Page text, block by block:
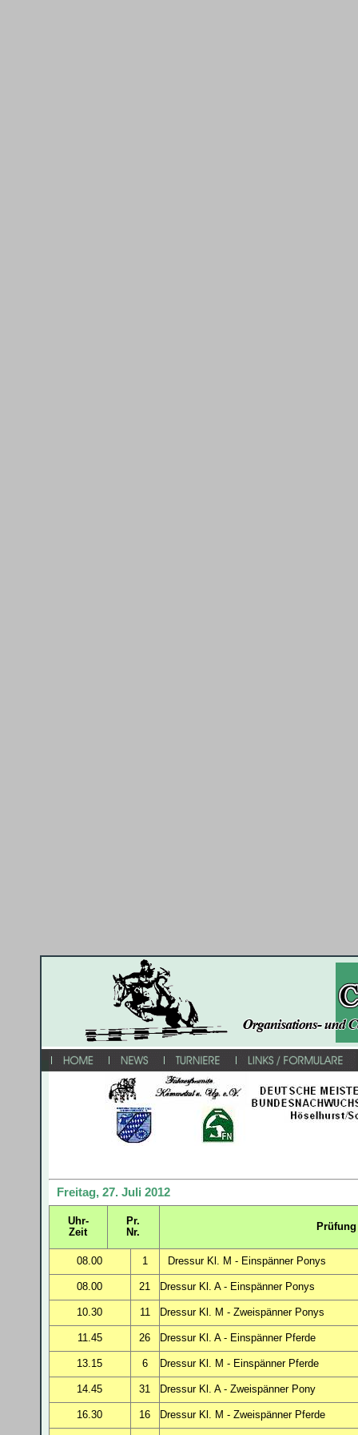
Freitag, 27. Juli 2012
Uhr-
Zeit
Pr.
Nr.
Prüfung
08.00 1 Dressur Kl. M - Einspänner Ponys
08.00 21 Dressur Kl. A - Einspänner Ponys
10.30 11 Dressur Kl. M - Zweispänner Ponys
11.45 26 Dressur Kl. A - Einspänner Pferde
13.15 6 Dressur Kl. M - Einspänner Pferde
14.45 31 Dressur Kl. A - Zweispänner Pony
16.30 16 Dressur Kl. M - Zweispänner Pferde